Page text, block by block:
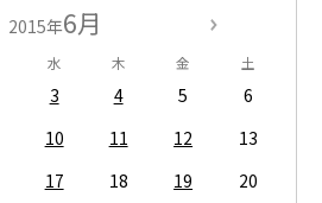
2015年6月
水 木 金 土
3 4 5
6
10 11 12
13
17 18 19
20